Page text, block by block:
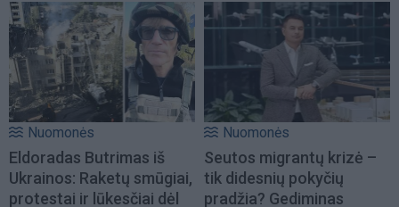
Nuomonės
Eldoradas Butrimas iš
Ukrainos: Raketų smūgiai,
protestai ir lūkesčiai dėl
Nuomonės
Seutos migrantų krizė –
tik didesnių pokyčių
pradžia? Gediminas